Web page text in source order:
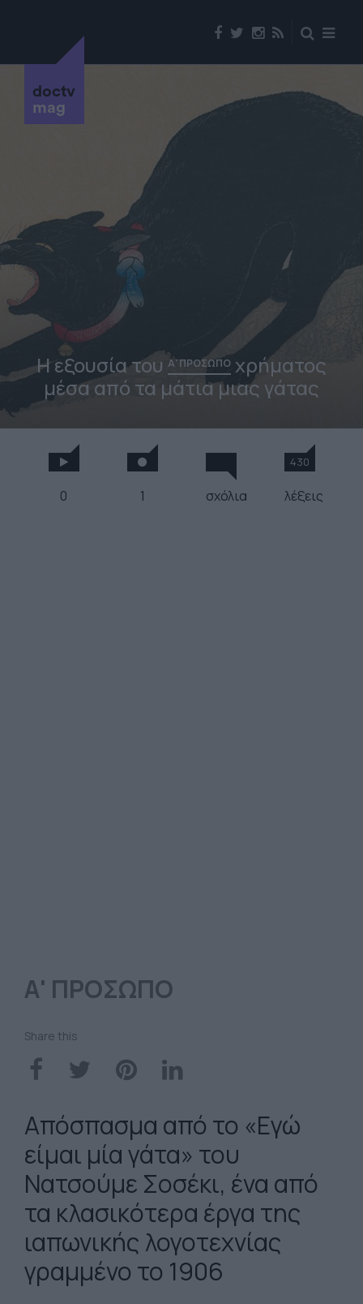
doctv
mag
Η εξουσία του Α' ΠΡΟΣΩΠΟ χρήματος
μέσα από τα μάτια μιας γάτας
0 1 σχόλια
430
λέξεις
Α' ΠΡΟΣΩΠΟ
Share this
Aπόσπασμα από το «Εγώ
είμαι μία γάτα» του
Νατσούμε Σοσέκι, ένα από
τα κλασικότερα έργα της
ιαπωνικής λογοτεχνίας
γραμμένο το 1906